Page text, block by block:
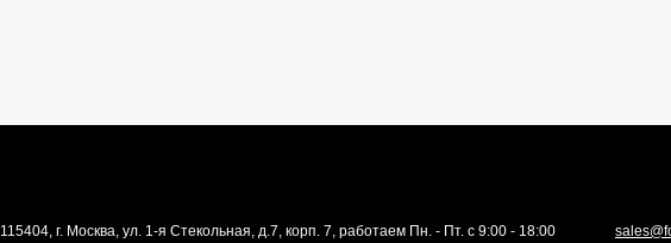
115404, г. Москва, ул. 1-я Стекольная, д.7, корп. 7, работаем Пн. - Пт. с 9:00 - 18:00